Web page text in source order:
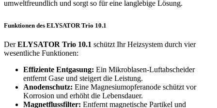
umweltfreundlich und sorgt so für eine langlebige Lösung.
Funktionen des ELYSATOR Trio 10.1
DerELYSATOR Trio 10.1 schützt Ihr Heizsystem durch vier
wesentliche Funktionen:
Effiziente Entgasung: Ein Mikroblasen-Luftabscheider
entfernt Gase und steigert die Leistung.
Anodenschutz: Eine Magnesiumopferanode schützt vor
Korrosion und erhöht die Lebensdauer.
Magnetflussfilter: Entfernt magnetische Partikel und